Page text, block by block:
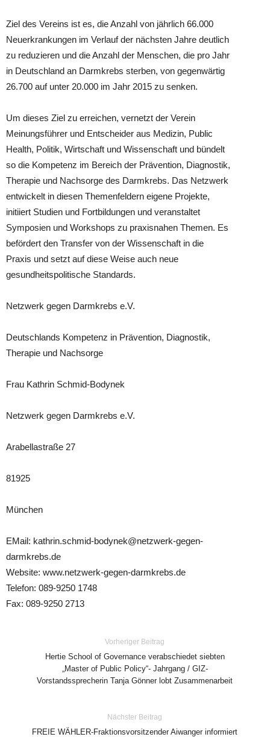
Ziel des Vereins ist es, die Anzahl von jährlich 66.000
Neuerkrankungen im Verlauf der nächsten Jahre deutlich
zu reduzieren und die Anzahl der Menschen, die pro Jahr
in Deutschland an Darmkrebs sterben, von gegenwärtig
26.700 auf unter 20.000 im Jahr 2015 zu senken.
Um dieses Ziel zu erreichen, vernetzt der Verein
Meinungsführer und Entscheider aus Medizin, Public
Health, Politik, Wirtschaft und Wissenschaft und bündelt
so die Kompetenz im Bereich der Prävention, Diagnostik,
Therapie und Nachsorge des Darmkrebs. Das Netzwerk
entwickelt in diesen Themenfeldern eigene Projekte,
initiiert Studien und Fortbildungen und veranstaltet
Symposien und Workshops zu praxisnahen Themen. Es
befördert den Transfer von der Wissenschaft in die
Praxis und setzt auf diese Weise auch neue
gesundheitspolitische Standards.
Netzwerk gegen Darmkrebs e.V.
Deutschlands Kompetenz in Prävention, Diagnostik,
Therapie und Nachsorge
Frau Kathrin Schmid-Bodynek
Netzwerk gegen Darmkrebs e.V.
Arabellastraße 27
81925
München
EMail: kathrin.schmid-bodynek@netzwerk-gegen-
darmkrebs.de
Website: www.netzwerk-gegen-darmkrebs.de
Telefon: 089-9250 1748
Fax: 089-9250 2713
Vorheriger Beitrag
Hertie School of Governance verabschiedet siebten
„Master of Public Policy“- Jahrgang / GIZ-
Vorstandssprecherin Tanja Gönner lobt Zusammenarbeit
Nächster Beitrag
FREIE WÄHLER-Fraktionsvorsitzender Aiwanger informiert